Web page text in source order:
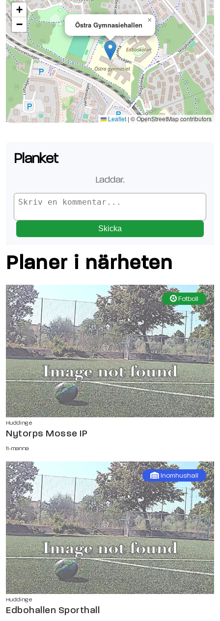
Östra Gymnasiehallen
×
+
−
Leaflet | © OpenStreetMap contributors
Se planen på Google Maps
Planket
Laddar.
Skicka
Planer i närheten
Fotboll
Huddinge
Nytorps Mosse IP
11-manna
Inomhushall
Huddinge
Edbohallen Sporthall